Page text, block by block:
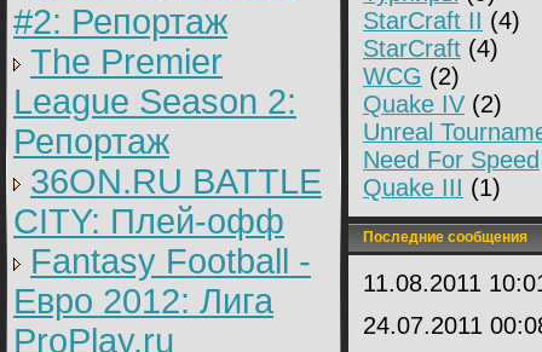
#2: Репортаж
The Premier
League Season 2:
Репортаж
36ON.RU BATTLE
CITY: Плей-офф
Fantasy Football -
Евро 2012: Лига
ProPlay.ru
StarCraft II (4)
StarCraft (4)
WCG (2)
Quake IV (2)
Unreal
Need For Speed
Quake III (1)
Последние сообщения
11.08.2011
24.07.2011